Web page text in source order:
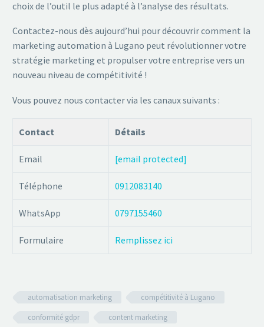
choix de l’outil le plus adapté à l’analyse des résultats.
Contactez-nous dès aujourd’hui pour découvrir comment la
marketing automation à Lugano peut révolutionner votre
stratégie marketing et propulser votre entreprise vers un
nouveau niveau de compétitivité !
Vous pouvez nous contacter via les canaux suivants :
Contact Détails
Email [email protected]
Téléphone 0912083140
WhatsApp 0797155460
Formulaire Remplissez ici
automatisation marketing
compétitivité à Lugano
conformité gdpr
content marketing